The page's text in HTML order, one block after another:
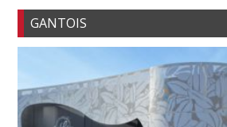
GANTOIS